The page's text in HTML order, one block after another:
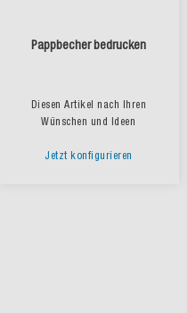
Pappbecher bedrucken
Diesen Artikel nach Ihren
Wünschen und Ideen
Jetzt konfigurieren